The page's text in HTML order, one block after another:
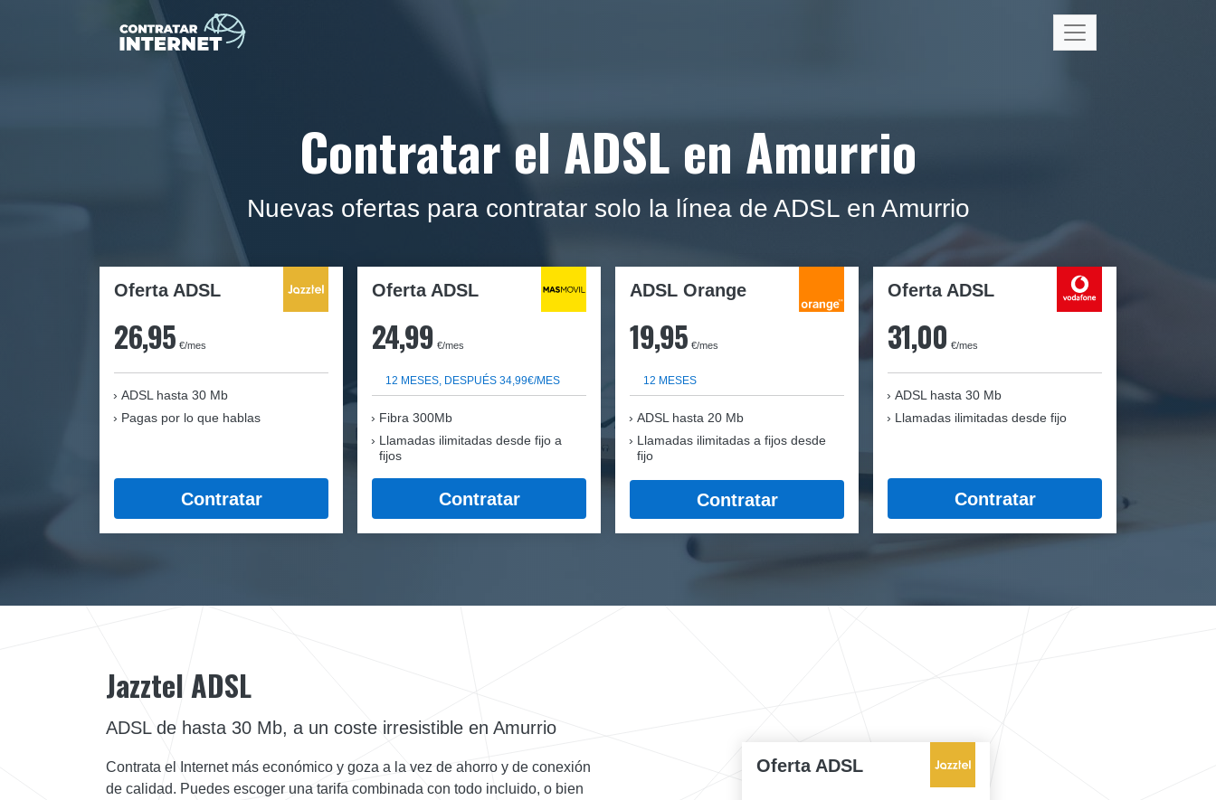
Contratar el ADSL en Amurrio
Nuevas ofertas para contratar solo la línea de ADSL en Amurrio
Oferta ADSL
26,95 €/mes
ADSL hasta 30 Mb
Pagas por lo que hablas
Contratar
Oferta ADSL
24,99 €/mes
12 MESES, DESPUÉS 34,99€/MES
Fibra 300Mb
Llamadas ilimitadas desde fijo a
fijos
Contratar
ADSL Orange
19,95 €/mes
12 MESES
ADSL hasta 20 Mb
Llamadas ilimitadas a fijos desde
fijo
Contratar
Oferta ADSL
31,00 €/mes
ADSL hasta 30 Mb
Llamadas ilimitadas desde fijo
Contratar
Oferta ADSL
Jazztel ADSL
ADSL de hasta 30 Mb, a un coste irresistible en Amurrio
Contrata el Internet más económico y goza a la vez de ahorro y de conexión
de calidad. Puedes escoger una tarifa combinada con todo incluido, o bien